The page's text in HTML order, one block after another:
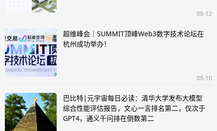
08-12
超维峰会｜SUMMIT顶峰Web3数字技术论坛在
杭州成功举办！
08-10
巴比特|元宇宙每日必读：清华大学发布大模型
综合性能评估报告，文心一言排名第二，仅次于
GPT4，通义千问排在倒数第二